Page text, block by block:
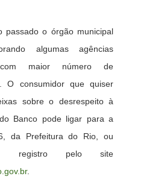
passado o órgão municipal
algumas agências
com maior número de
O consumidor que quiser
sobre o desrespeito à
Banco pode ligar para a
da Prefeitura do Rio, ou
registro pelo site
.